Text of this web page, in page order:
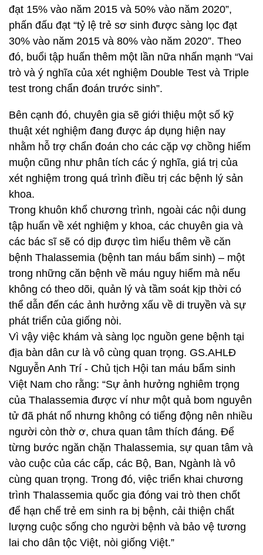
đạt 15% vào năm 2015 và 50% vào năm 2020”,
phấn đấu đạt “tỷ lệ trẻ sơ sinh được sàng lọc đạt
30% vào năm 2015 và 80% vào năm 2020”. Theo
đó, buổi tập huấn thêm một lần nữa nhấn mạnh “Vai
trò và ý nghĩa của xét nghiệm Double Test và Triple
test trong chẩn đoán trước sinh”.
Bên cạnh đó, chuyên gia sẽ giới thiệu một số kỹ
thuật xét nghiệm đang được áp dụng hiện nay
nhằm hỗ trợ chẩn đoán cho các cặp vợ chồng hiếm
muộn cũng như phân tích các ý nghĩa, giá trị của
xét nghiệm trong quá trình điều trị các bệnh lý sản
khoa.
Trong khuôn khổ chương trình, ngoài các nội dung
tập huấn về xét nghiệm y khoa, các chuyên gia và
các bác sĩ sẽ có dịp được tìm hiểu thêm về căn
bệnh Thalassemia (bệnh tan máu bẩm sinh) – một
trong những căn bệnh về máu nguy hiểm mà nếu
không có theo dõi, quản lý và tầm soát kịp thời có
thể dẫn đến các ảnh hưởng xấu về di truyền và sự
phát triển của giống nòi.
Vì vậy việc khám và sàng lọc nguồn gene bệnh tại
địa bàn dân cư là vô cùng quan trọng. GS.AHLĐ
Nguyễn Anh Trí - Chủ tịch Hội tan máu bẩm sinh
Việt Nam cho rằng: “Sự ảnh hưởng nghiêm trọng
của Thalassemia được ví như một quả bom nguyên
tử đã phát nổ nhưng không có tiếng động nên nhiều
người còn thờ ơ, chưa quan tâm thích đáng. Để
từng bước ngăn chặn Thalassemia, sự quan tâm và
vào cuộc của các cấp, các Bộ, Ban, Ngành là vô
cùng quan trọng. Trong đó, việc triển khai chương
trình Thalassemia quốc gia đóng vai trò then chốt
để hạn chế trẻ em sinh ra bị bệnh, cải thiện chất
lượng cuộc sống cho người bệnh và bảo vệ tương
lai cho dân tộc Việt, nòi giống Việt.”